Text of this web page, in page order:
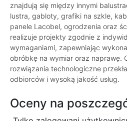
znajdują się między innymi
lustra, gabloty, grafiki na szkle,
panele Lacobel, ogrodzenia oraz
realizuje projekty zgodnie z
wymaganiami, zapewniając
obróbkę na wymiar oraz naprawę.
rozwiązania technologiczne
odbiorców i wysoką jakość usług.
Oceny na